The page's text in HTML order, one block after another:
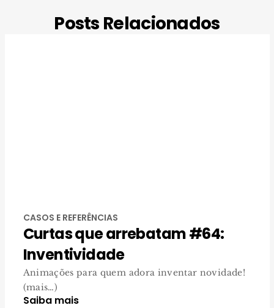
Posts Relacionados
CASOS E REFERÊNCIAS
Curtas que arrebatam #64:
Inventividade
Animações para quem adora inventar novidade!
(mais…)
Saiba mais